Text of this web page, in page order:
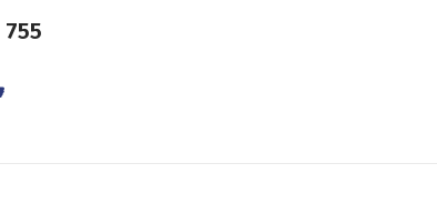
755